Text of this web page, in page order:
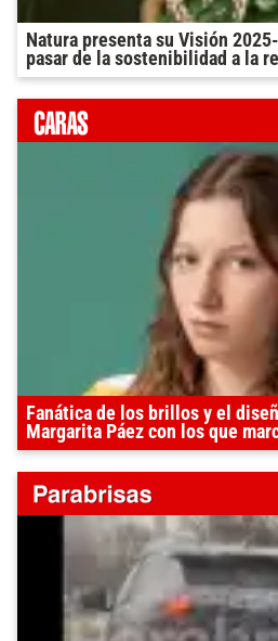
Natura presenta su Visión
pasar de la sostenibilidad a la
Fanática de los brillos y el
Margarita Páez con los que